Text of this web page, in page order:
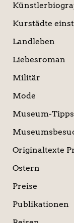
Kurstädte
Landleben
Liebesroman
Militär
Mode
Museum-Tipps
Originaltexte
Ostern
Preise
Publikationen